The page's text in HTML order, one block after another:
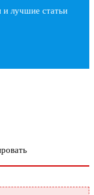
и лучшие статьи